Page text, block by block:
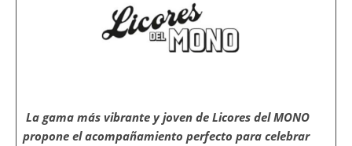
La gama más vibrante y joven de Licores del MONO
propone el acompañamiento perfecto para celebrar